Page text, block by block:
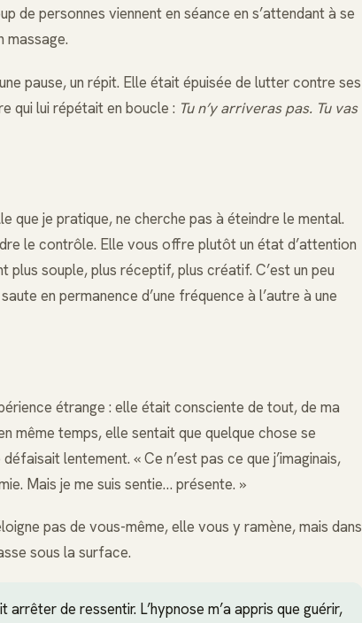
de personnes viennent en séance en s’attendant à se
massage.
pause, un répit. Elle était épuisée de lutter contre ses
qui lui répétait en boucle : Tu n’y arriveras pas. Tu vas
que je pratique, ne cherche pas à éteindre le mental.
le contrôle. Elle vous offre plutôt un état d’attention
souple, plus réceptif, plus créatif. C’est un peu
en permanence d’une fréquence à l’autre à une
étrange : elle était consciente de tout, de ma
même temps, elle sentait que quelque chose se
lentement. « Ce n’est pas ce que j’imaginais,
Mais je me suis sentie… présente. »
pas de vous-même, elle vous y ramène, mais dans
sous la surface.
arrêter de ressentir. L’hypnose m’a appris que guérir,